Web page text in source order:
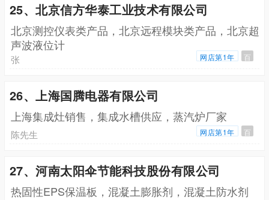
25、北京信方华泰工业技术有限公司
北京测控仪表类产品，北京远程模块类产品，北京超
声波液位计
张 网店第1年 百
26、上海国腾电器有限公司
上海集成灶销售，集成水槽供应，蒸汽炉厂家
陈先生 网店第1年 百
27、河南太阳伞节能科技股份有限公司
热固性EPS保温板，混凝土膨胀剂，混凝土防水剂